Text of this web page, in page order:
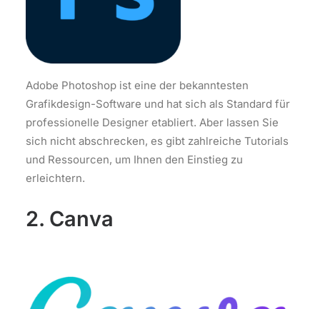
Adobe Photoshop ist eine der bekanntesten
Grafikdesign-Software und hat sich als Standard für
professionelle Designer etabliert. Aber lassen Sie
sich nicht abschrecken, es gibt zahlreiche Tutorials
und Ressourcen, um Ihnen den Einstieg zu
erleichtern.
2. Canva